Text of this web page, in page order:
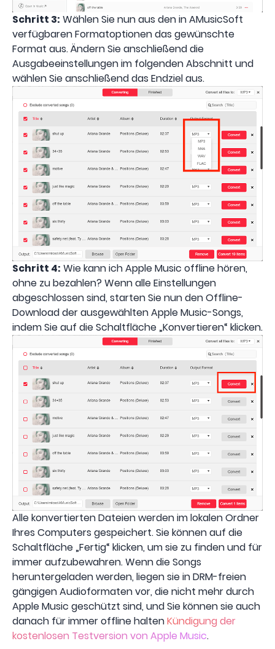
Schritt 3: Wählen Sie nun aus den in AMusicSoft
verfügbaren Formatoptionen das gewünschte
Format aus. Ändern Sie anschließend die
Ausgabeeinstellungen im folgenden Abschnitt und
wählen Sie anschließend das Endziel aus.
Schritt 4: Wie kann ich Apple Music offline hören,
ohne zu bezahlen? Wenn alle Einstellungen
abgeschlossen sind, starten Sie nun den Offline-
Download der ausgewählten Apple Music-Songs,
indem Sie auf die Schaltfläche „Konvertieren“ klicken.
Alle konvertierten Dateien werden im lokalen Ordner
Ihres Computers gespeichert. Sie können auf die
Schaltfläche „Fertig“ klicken, um sie zu finden und für
immer aufzubewahren. Wenn die Songs
heruntergeladen werden, liegen sie in DRM-freien
gängigen Audioformaten vor, die nicht mehr durch
Apple Music geschützt sind, und Sie können sie auch
danach für immer offline haltenKündigung der
kostenlosen Testversion von Apple Music.